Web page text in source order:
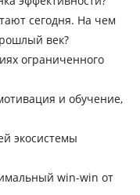
сегодня. На чем
век?
ограниченного
и обучение,
экосистемы
win-win от